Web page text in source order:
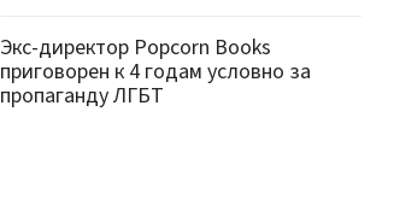
Экс-директор Popcorn Books
приговорен к 4 годам условно за
пропаганду ЛГБТ